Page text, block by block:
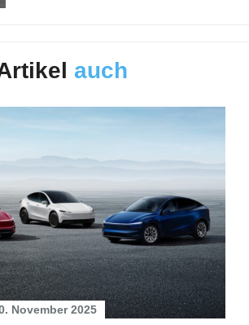
auch
November 2025